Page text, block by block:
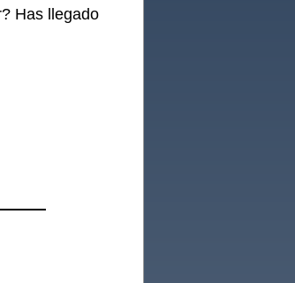
Has llegado